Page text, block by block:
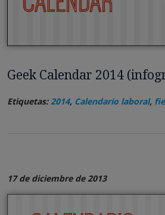
Geek Calendar 2014
Etiquetas:2014, Calendario laboral,
17 de diciembre de 2013